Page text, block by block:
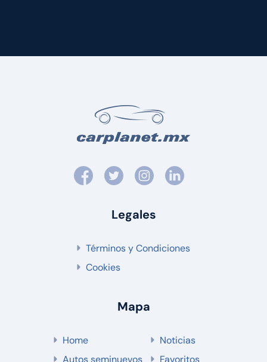
Legales
Términos y Condiciones
Cookies
Mapa
Home
Autos seminuevos
Noticias
Favoritos